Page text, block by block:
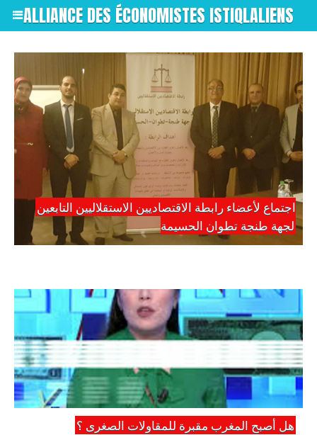
ALLIANCE DES ÉCONOMISTES ISTIQLALIENS
اجتماع لأعضاء رابطة الاقتصاديين الاستقلاليين التابعين
لجهة طنجة تطوان الحسيمة
هل أصبح المغرب مقبرة للمقاولات الصغرى ؟